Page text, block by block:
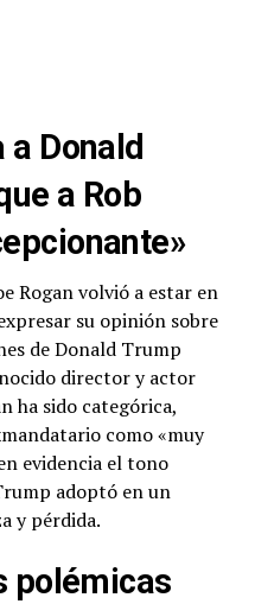
Donald
a Rob
Rogan volvió a estar en
su opinión sobre
de Donald Trump
director y actor
ha sido categórica,
como «muy
evidencia el tono
adoptó en un
y pérdida.
polémicas